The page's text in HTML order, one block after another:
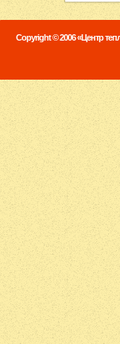
Copyright © 2006 «Центр